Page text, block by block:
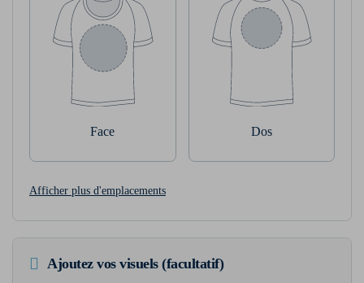
Face Dos
Afficher plus d'emplacements
Ajoutez vos visuels (facultatif)